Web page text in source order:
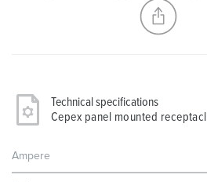
Technical specifications
Cepex panel mounted
Ampere